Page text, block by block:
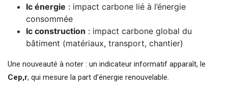
Ic énergie : impact carbone lié à l’énergie
consommée
Ic construction : impact carbone global du
bâtiment (matériaux, transport, chantier)
Une nouveauté à noter : un indicateur informatif apparaît, le
Cep,r, qui mesure la part d’énergie renouvelable.